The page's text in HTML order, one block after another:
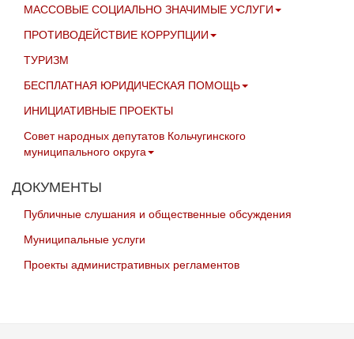
МАССОВЫЕ СОЦИАЛЬНО ЗНАЧИМЫЕ УСЛУГИ
ПРОТИВОДЕЙСТВИЕ КОРРУПЦИИ
ТУРИЗМ
БЕСПЛАТНАЯ ЮРИДИЧЕСКАЯ ПОМОЩЬ
ИНИЦИАТИВНЫЕ ПРОЕКТЫ
Совет народных депутатов Кольчугинского
муниципального округа
ДОКУМЕНТЫ
Публичные слушания и общественные обсуждения
Муниципальные услуги
Проекты административных регламентов